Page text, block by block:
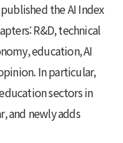
the AI ​​Index
R&D, technical
education, AI
In particular,
sectors in
and newly adds